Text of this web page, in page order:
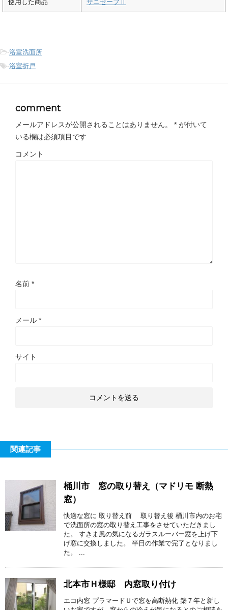
使用した商品 サニセーフⅡ
-浴室洗面所
-浴室折戸
comment
メールアドレスが公開されることはありません。 * が付いて
いる欄は必須項目です
コメント
名前 *
メール *
サイト
関連記事
桶川市 窓の取り替え（マドリモ 断熱
窓）
快適な窓に 取り替え前 取り替え後 桶川市内のお宅
で洗面所の窓の取り替え工事をさせていただきまし
た。 すきま風の気になるガラスルーバー窓を上げ下
げ窓に交換しました。 半日の作業で完了となりまし
た。 ...
北本市Ｈ様邸 内窓取り付け
エコ内窓 プラマードＵで窓を高断熱化 築７年と新し